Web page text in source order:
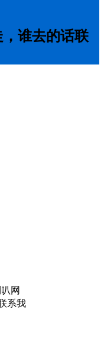
谁去的话联
网
系我